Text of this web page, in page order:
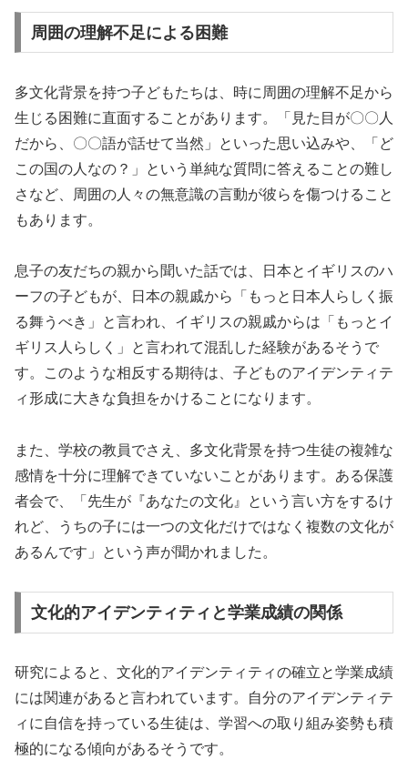
周囲の理解不足による困難
多文化背景を持つ子どもたちは、時に周囲の理解不足から
生じる困難に直面することがあります。「見た目が〇〇人
だから、〇〇語が話せて当然」といった思い込みや、「ど
この国の人なの？」という単純な質問に答えることの難し
さなど、周囲の人々の無意識の言動が彼らを傷つけること
もあります。
息子の友だちの親から聞いた話では、日本とイギリスのハ
ーフの子どもが、日本の親戚から「もっと日本人らしく振
る舞うべき」と言われ、イギリスの親戚からは「もっとイ
ギリス人らしく」と言われて混乱した経験があるそうで
す。このような相反する期待は、子どものアイデンティテ
ィ形成に大きな負担をかけることになります。
また、学校の教員でさえ、多文化背景を持つ生徒の複雑な
感情を十分に理解できていないことがあります。ある保護
者会で、「先生が『あなたの文化』という言い方をするけ
れど、うちの子には一つの文化だけではなく複数の文化が
あるんです」という声が聞かれました。
文化的アイデンティティと学業成績の関係
研究によると、文化的アイデンティティの確立と学業成績
には関連があると言われています。自分のアイデンティテ
ィに自信を持っている生徒は、学習への取り組み姿勢も積
極的になる傾向があるそうです。